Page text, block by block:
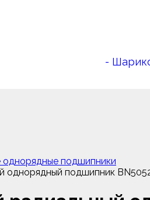
-
однорядные подшипники
однорядный подшипник